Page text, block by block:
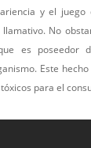
y el juego
No
es poseedor
Este
para el